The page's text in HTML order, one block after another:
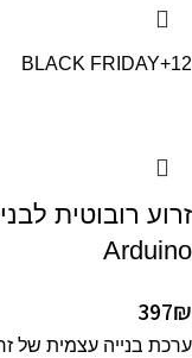
BLACK FRIDAY+12
זרוע רובוטית
Arduino
397₪
ערכת בנייה עצמית של